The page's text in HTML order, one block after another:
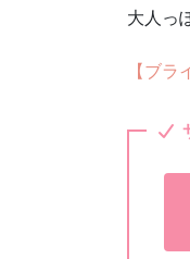
大人っ
【ブラ